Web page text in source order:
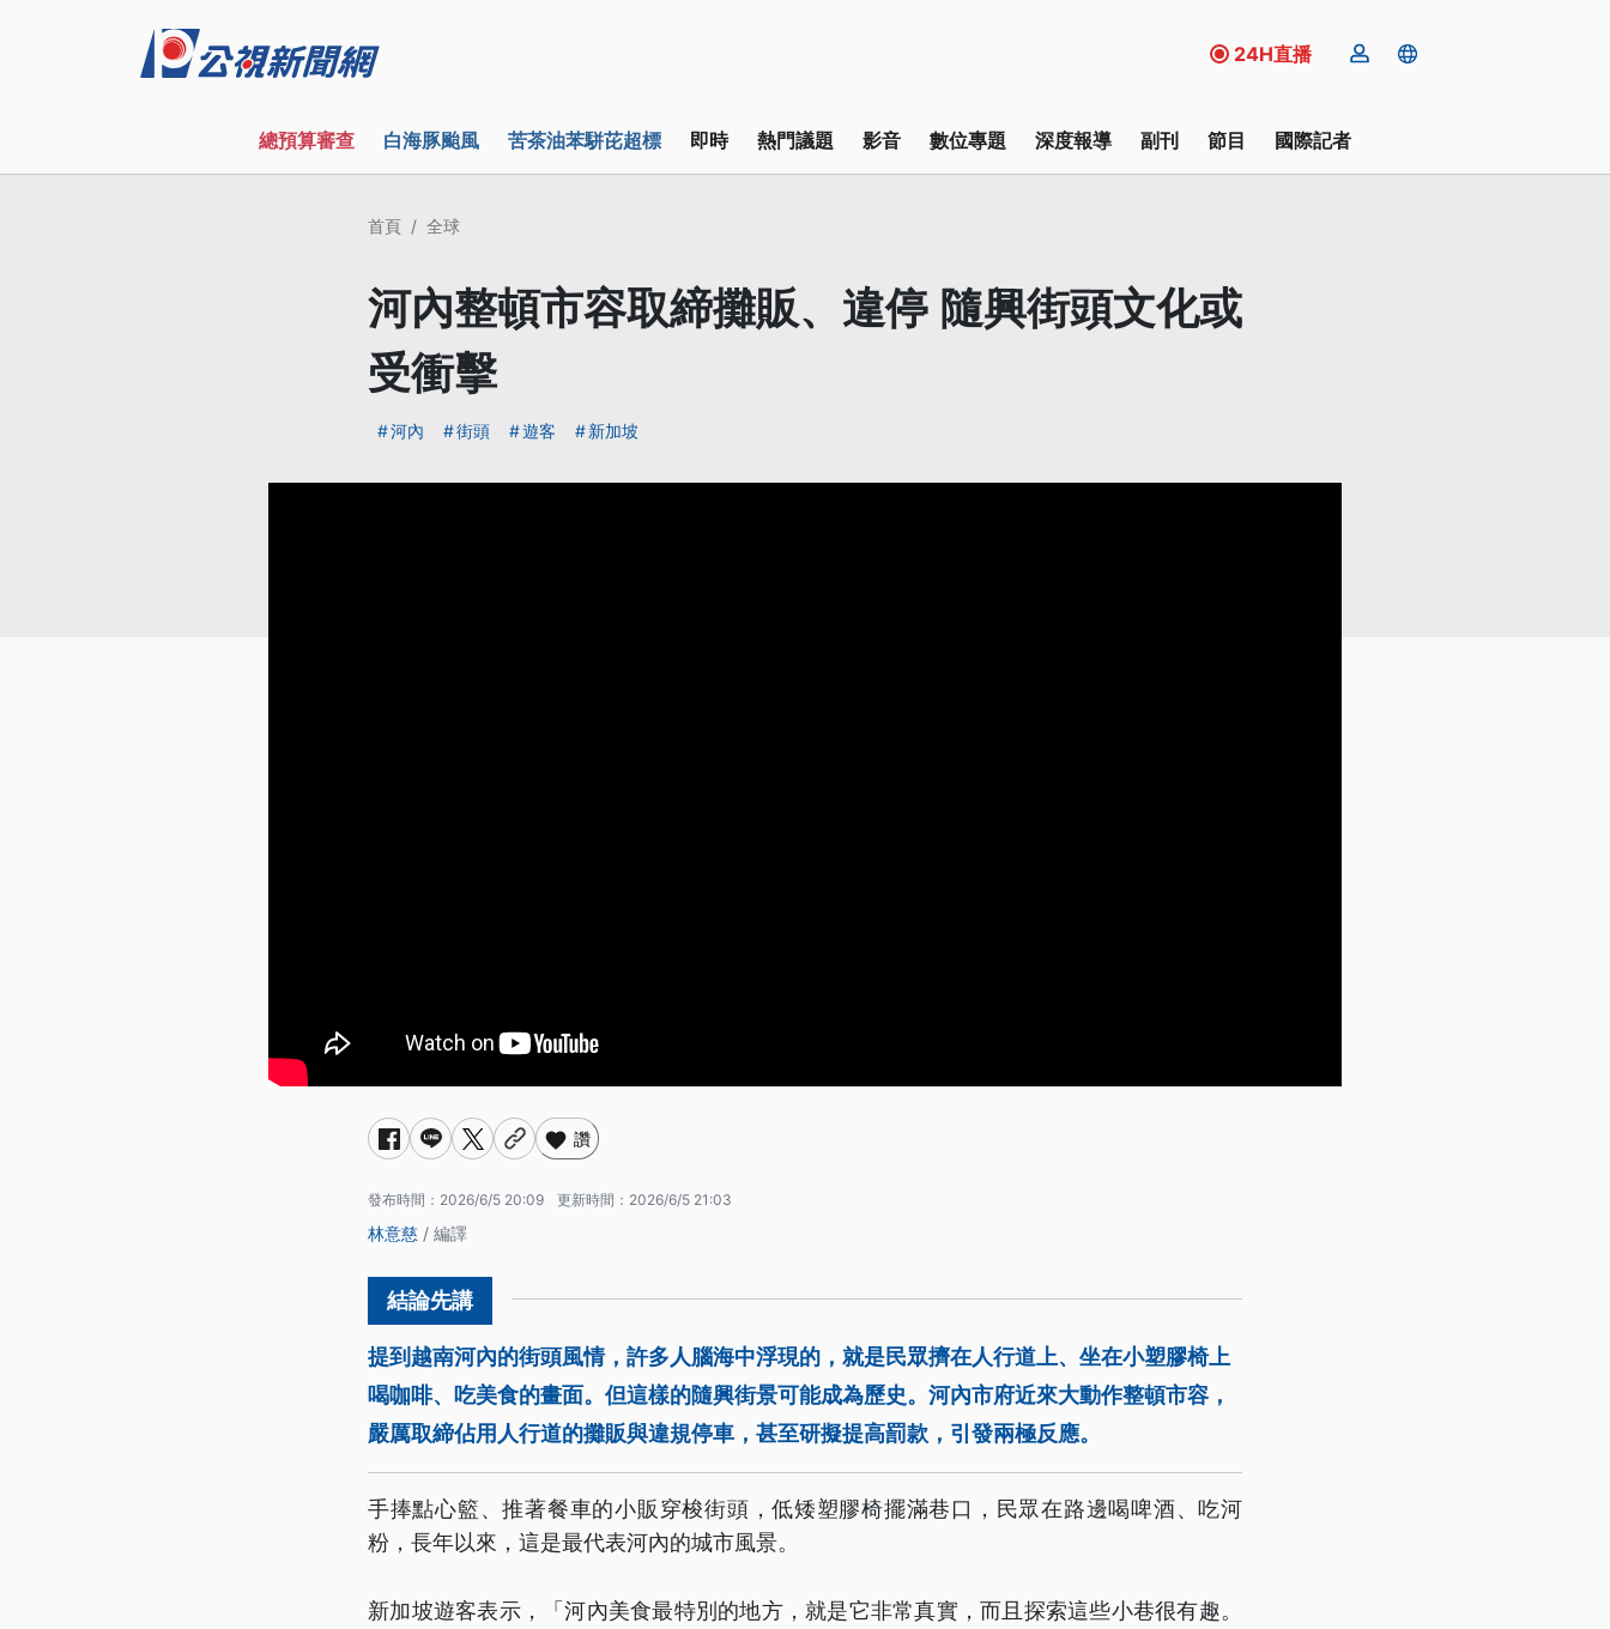
24H直播
總預算審查 白海豚颱風 苦茶油苯駢芘超標 即時 熱門議題 影音 數位專題 深度報導 副刊 節目 國際記者
首頁 全球
河內整頓市容取締攤販、違停 隨興街頭文化或
受衝擊
河內 街頭 遊客 新加坡
讚
發布時間： 2026/6/5 20:09 更新時間： 2026/6/5 21:03
林意慈 / 編譯
提到越南河內的街頭風情，許多人腦海中浮現的，就是民眾擠在人行道上、坐在小塑膠椅上
喝咖啡、吃美食的畫面。但這樣的隨興街景可能成為歷史。河內市府近來大動作整頓市容，
嚴厲取締佔用人行道的攤販與違規停車，甚至研擬提高罰款，引發兩極反應。
手捧點心籃、推著餐車的小販穿梭街頭，低矮塑膠椅擺滿巷口，民眾在路邊喝啤酒、吃河
粉，長年以來，這是最代表河內的城市風景。
新加坡遊客表示，「河內美食最特別的地方，就是它非常真實，而且探索這些小巷很有趣。